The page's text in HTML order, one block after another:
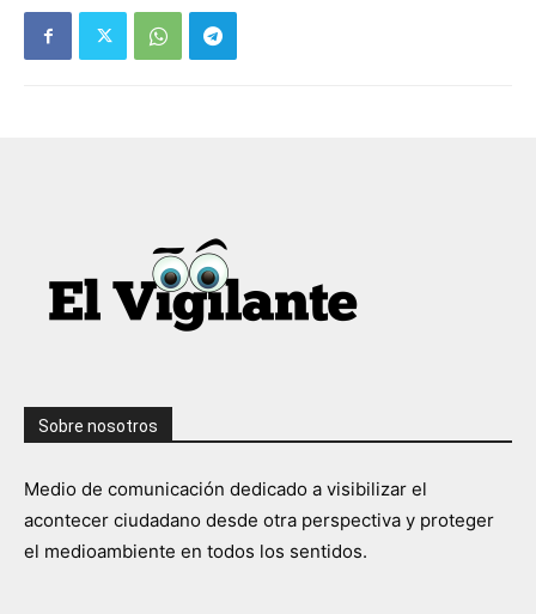
Sobre nosotros
Medio de comunicación dedicado a visibilizar el
acontecer ciudadano desde otra perspectiva y proteger
el medioambiente en todos los sentidos.